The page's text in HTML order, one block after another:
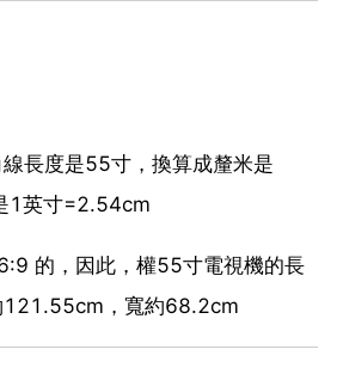
長度是55寸，換算成釐米是
1英寸=2.54cm
的，因此，權55寸電視機的長
121.55cm，寬約68.2cm